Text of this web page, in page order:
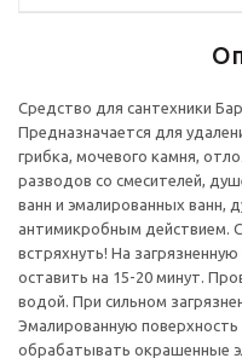
Средство для сантехники
Предназначается для
грибка, мочевого камня,
разводов со смесителей,
ванн и эмалированных ванн,
антимикробным действием.
встряхнуть! На
оставить на 15-20 минут.
водой. При сильном
Эмалированную
обрабатывать окрашенные